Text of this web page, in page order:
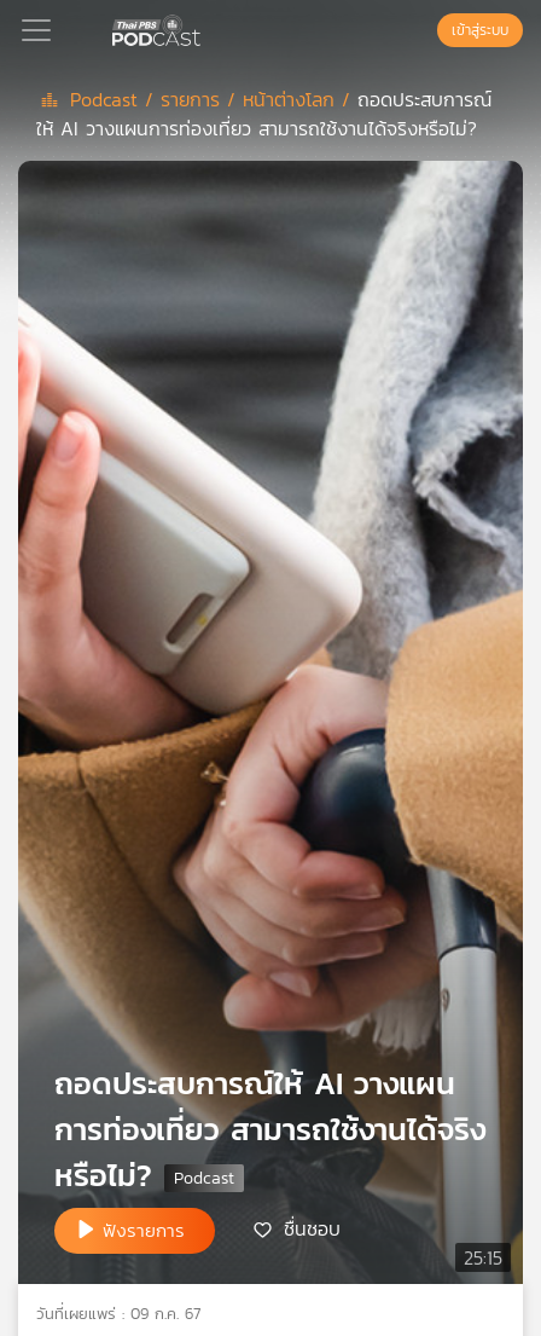
Podcast
ย์
สต์
แนะนำ
เพล
ย์
ลิ
สต์
ของ
คุณ
บทความ
ข่าว
และ
กิจกรรม
เกี่ยว
ไทย
เข้าสู่ระบบ
Podcast / รายการ / หน้าต่างโลก / ถอดประสบการณ์
ให้ AI วางแผนการท่องเที่ยว สามารถใช้งานได้จริงหรือไม่?
25:15
ถอดประสบการณ์ให้ AI วางแผน
การท่องเที่ยว สามารถใช้งานได้จริง
หรือไม่?
ฟังรายการ ชื่นชอบ
วันที่เผยแพร่ : 09 ก.ค. 67